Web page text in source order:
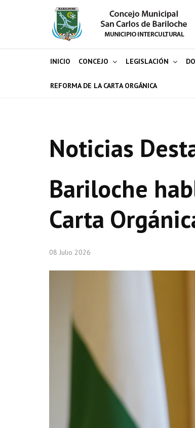
INICIO CONCEJO LEGISLACIÓN
REFORMA DE LA CARTA ORGÁNICA
Noticias
Bariloche
Carta
08 Julio 2026